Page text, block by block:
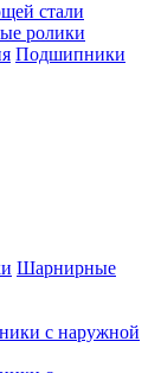
стали
ролики
Подшипники
Шарнирные
с наружной